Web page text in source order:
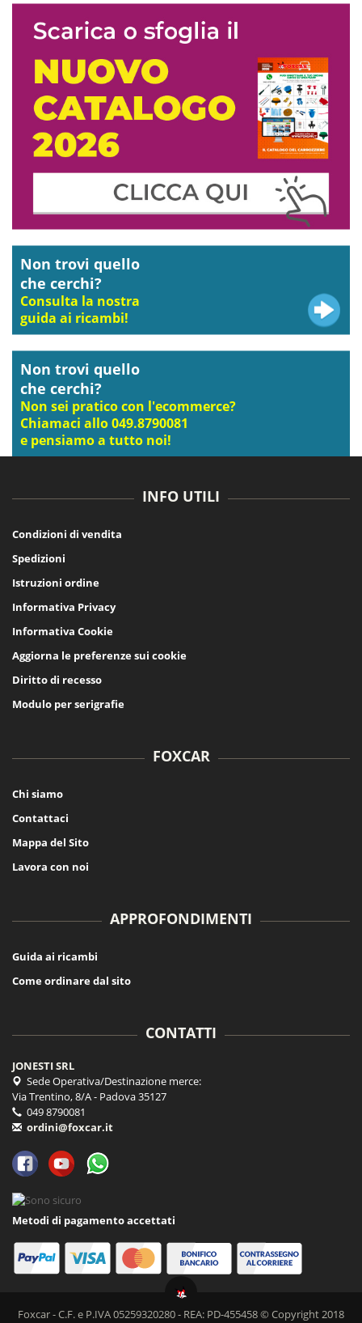
Non trovi quello
che cerchi?
Consulta la nostra
guida ai ricambi!
Non trovi quello
che cerchi?
Non sei pratico con l'ecommerce?
Chiamaci allo 049.8790081
e pensiamo a tutto noi!
INFO UTILI
Condizioni di vendita
Spedizioni
Istruzioni ordine
Informativa Privacy
Informativa Cookie
Aggiorna le preferenze sui cookie
Diritto di recesso
Modulo per serigrafie
FOXCAR
Chi siamo
Contattaci
Mappa del Sito
Lavora con noi
APPROFONDIMENTI
Guida ai ricambi
Come ordinare dal sito
CONTATTI
JONESTI SRL
Sede Operativa/Destinazione merce:
Via Trentino, 8/A - Padova 35127
049 8790081
ordini@foxcar.it
Metodi di pagamento accettati
Foxcar - C.F. e P.IVA 05259320280 - REA: PD-455458 © Copyright 2018